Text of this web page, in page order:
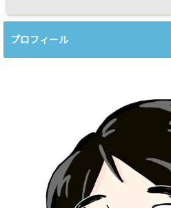
プロフィール